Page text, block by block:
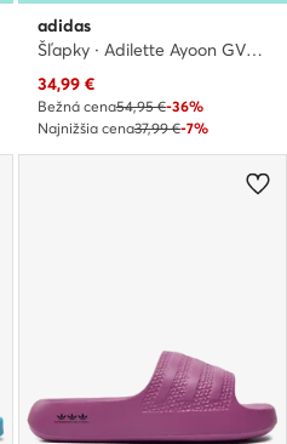
adidas
Šľapky · Adilette Ayoon GV9536 · Biela
Aktuálna cena
34,99 €
Bežná cena54,95 €-36%
Najnižšia cena37,99 €-7%